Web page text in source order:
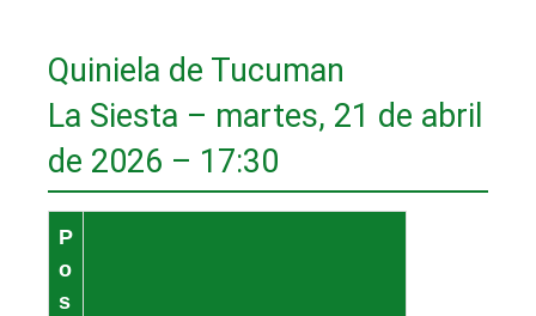
Quiniela de Tucuman
La Siesta – martes, 21 de abril
de 2026 – 17:30
P
o
s